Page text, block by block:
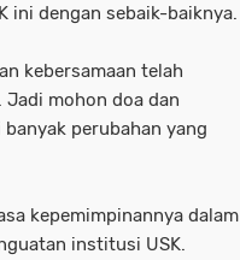
ini dengan sebaik-baiknya.
kebersamaan telah
mohon doa dan
perubahan yang
kepemimpinannya dalam
institusi USK.